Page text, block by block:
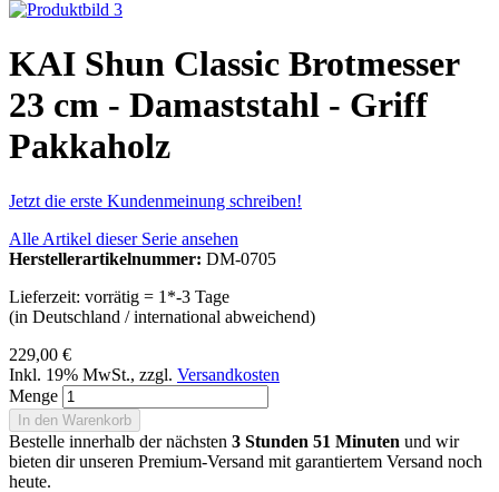
KAI Shun Classic Brotmesser
23 cm - Damaststahl - Griff
Pakkaholz
Jetzt die erste Kundenmeinung schreiben!
Alle Artikel dieser Serie ansehen
Herstellerartikelnummer: DM-0705
Lieferzeit: vorrätig = 1*-3 Tage
(in Deutschland / international abweichend)
229,00 €
Inkl. 19% MwSt., zzgl. Versandkosten
Menge
In den Warenkorb
Bestelle innerhalb der nächsten 3 Stunden 51 Minuten und wir
bieten dir unseren Premium-Versand mit garantiertem Versand noch
heute.